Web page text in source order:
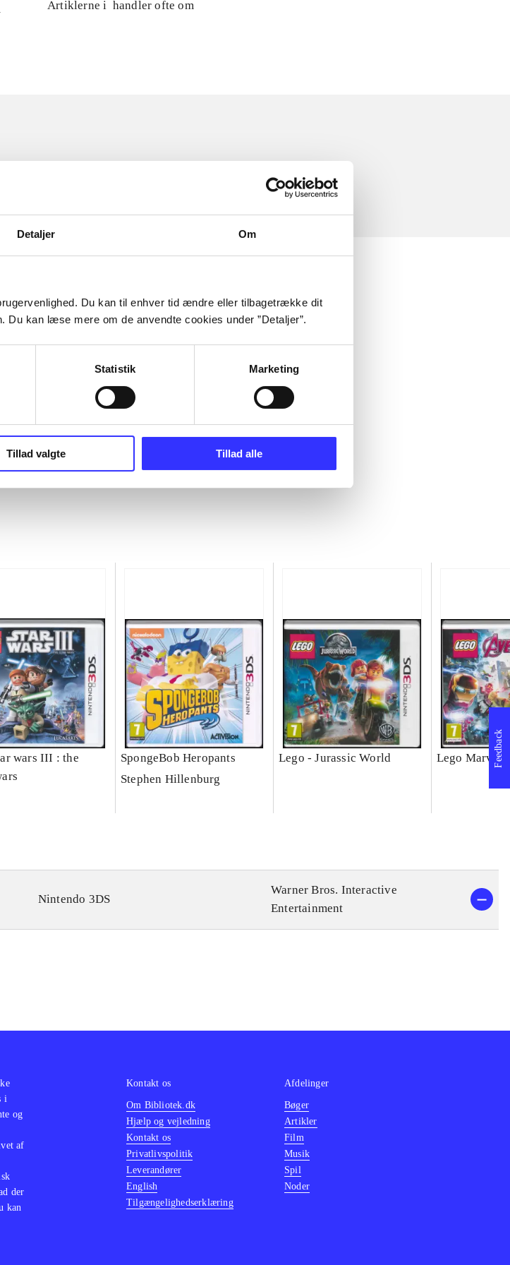
Detaljer Om
Du kan til enhver tid ændre eller tilbagetrække dit
Du kan læse mere om de anvendte cookies under ”Detaljer”.
Statistik Marketing
Tillad valgte Tillad alle
Artiklerne i handler ofte om
wars III : the
SpongeBob Heropants
Stephen Hillenburg
Lego - Jurassic World Lego Marvel
Nintendo 3DS
Warner Bros. Interactive
Entertainment
Feedback
i
og
af
der
kan
Kontakt os
Om Bibliotek.dk
Hjælp og vejledning
Kontakt os
Privatlivspolitik
Leverandører
English
Tilgængelighedserklæring
Afdelinger
Bøger
Artikler
Film
Musik
Spil
Noder